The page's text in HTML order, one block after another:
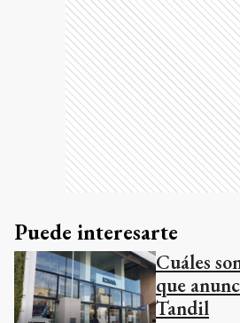
Puede interesarte
Cuáles
que
Tandil